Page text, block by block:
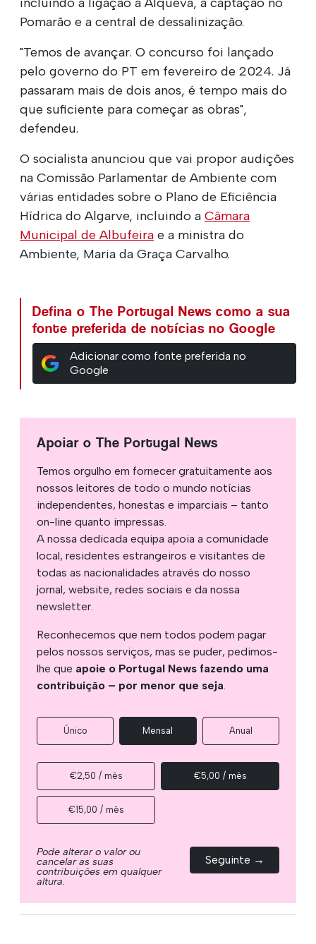
Pomarão e a central de dessalinização.
"Temos de avançar. O concurso foi lançado
pelo governo do PT em fevereiro de 2024. Já
passaram mais de dois anos, é tempo mais do
que suficiente para começar as obras",
defendeu.
O socialista anunciou que vai propor audições
na Comissão Parlamentar de Ambiente com
várias entidades sobre o Plano de Eficiência
Hídrica do Algarve, incluindo a Câmara
Municipal de Albufeira e a ministra do
Ambiente, Maria da Graça Carvalho.
Defina o The Portugal News como a sua
fonte preferida de notícias no Google
Adicionar como fonte preferida no
Google
Apoiar o The Portugal News
Temos orgulho em fornecer gratuitamente aos
nossos leitores de todo o mundo notícias
independentes, honestas e imparciais – tanto
on-line quanto impressas.
A nossa dedicada equipa apoia a comunidade
local, residentes estrangeiros e visitantes de
todas as nacionalidades através do nosso
jornal, website, redes sociais e da nossa
newsletter.
Reconhecemos que nem todos podem pagar
pelos nossos serviços, mas se puder, pedimos-
lhe que apoie o Portugal News fazendo uma
contribuição – por menor que seja.
Único Mensal Anual
€2,50 / mês €5,00 / mês
€15,00 / mês
Pode alterar o valor ou
cancelar as suas
contribuições em qualquer
altura.
Seguinte →